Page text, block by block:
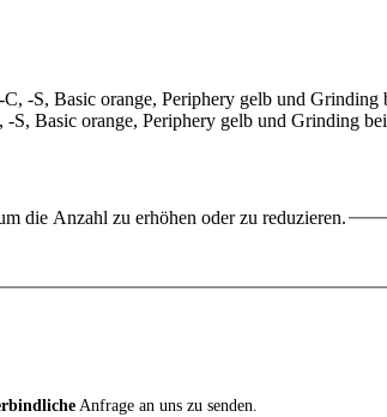
Basic orange, Periphery gelb und Grinding
die Anzahl zu erhöhen oder zu reduzieren.
Anfrage an uns zu senden.